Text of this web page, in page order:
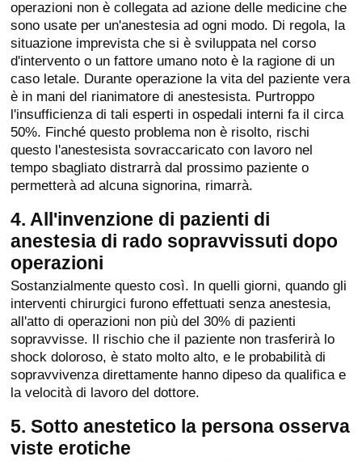
operazioni non è collegata ad azione delle medicine che
sono usate per un'anestesia ad ogni modo. Di regola, la
situazione imprevista che si è sviluppata nel corso
d'intervento o un fattore umano noto è la ragione di un
caso letale. Durante operazione la vita del paziente vera
è in mani del rianimatore di anestesista. Purtroppo
l'insufficienza di tali esperti in ospedali interni fa il circa
50%. Finché questo problema non è risolto, rischi
questo l'anestesista sovraccaricato con lavoro nel
tempo sbagliato distrarrà dal prossimo paziente o
permetterà ad alcuna signorina, rimarrà.
4. All'invenzione di pazienti di
anestesia di rado sopravvissuti dopo
operazioni
Sostanzialmente questo così. In quelli giorni, quando gli
interventi chirurgici furono effettuati senza anestesia,
all'atto di operazioni non più del 30% di pazienti
sopravvisse. Il rischio che il paziente non trasferirà lo
shock doloroso, è stato molto alto, e le probabilità di
sopravvivenza direttamente hanno dipeso da qualifica e
la velocità di lavoro del dottore.
5. Sotto anestetico la persona osserva
viste erotiche